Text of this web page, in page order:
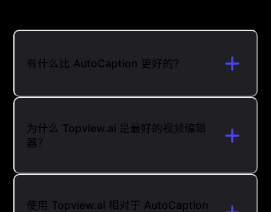
有什么比 AutoCaption 更好的？
为什么 Topview.ai 是最好的视频编辑
器？
使用 Topview.ai 相对于 AutoCaption